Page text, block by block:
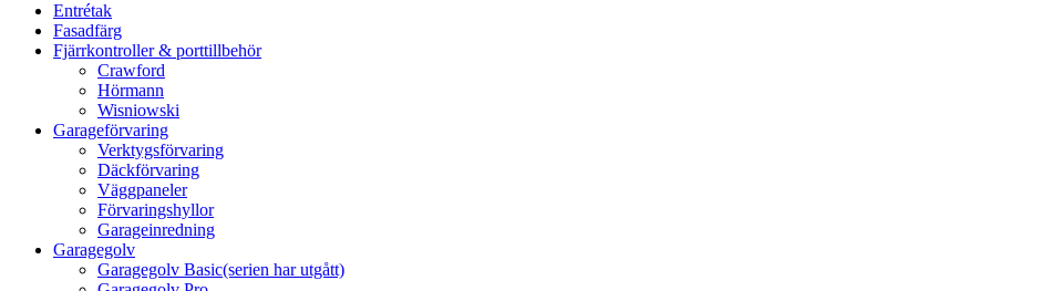
Entrétak
Fasadfärg
Fjärrkontroller & porttillbehör
Crawford
Hörmann
Wisniowski
Garageförvaring
Verktygsförvaring
Däckförvaring
Väggpaneler
Förvaringshyllor
Garageinredning
Garagegolv
Garagegolv Basic(serien har utgått)